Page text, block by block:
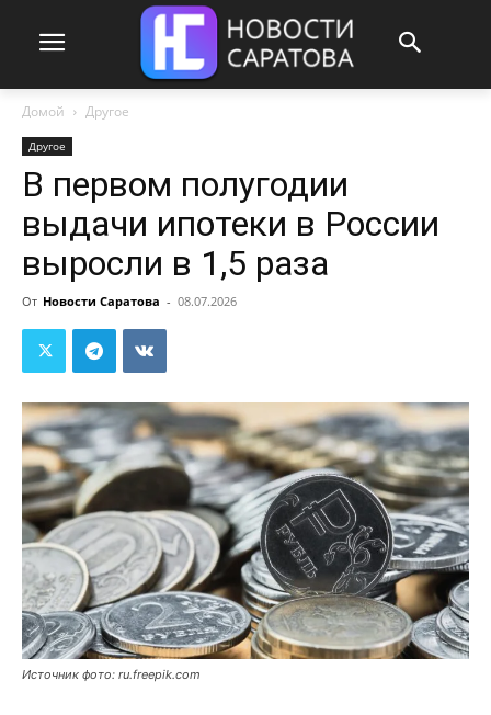
Домой Другое
Другое
В первом полугодии
выдачи ипотеки в России
выросли в 1,5 раза
От Новости Саратова - 08.07.2026
Источник фото: ru.freepik.com